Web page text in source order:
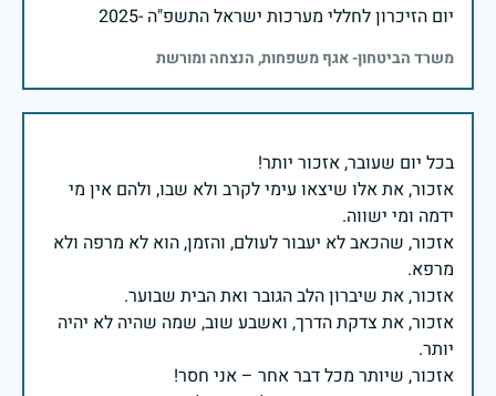
יום הזיכרון לחללי מערכות ישראל התשפ"ה -2025
משרד הביטחון- אגף משפחות, הנצחה ומורשת
אזכור, את אלו שיצאו עימי לקרב ולא שבו, ולהם אין מי
אזכור, שהכאב לא יעבור לעולם, והזמן, הוא לא מרפה ולא
אזכור, את צדקת הדרך, ואשבע שוב, שמה שהיה לא יהיה